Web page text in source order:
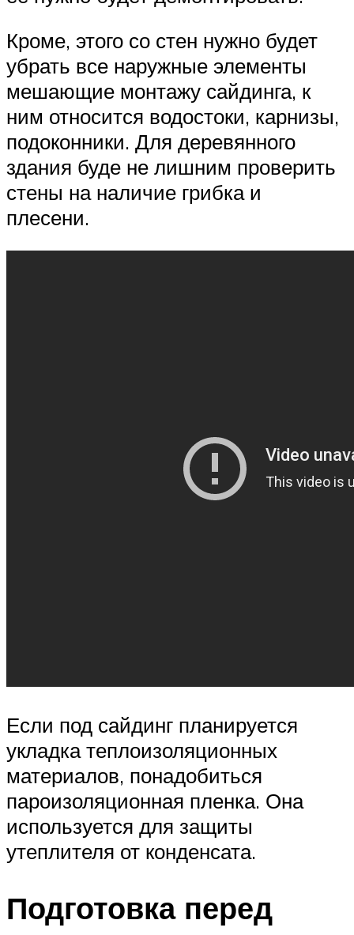
Кроме, этого со стен нужно будет
убрать все наружные элементы
мешающие монтажу сайдинга, к
ним относится водостоки, карнизы,
подоконники. Для деревянного
здания буде не лишним проверить
стены на наличие грибка и
плесени.
Если под сайдинг планируется
укладка теплоизоляционных
материалов, понадобиться
пароизоляционная пленка. Она
используется для защиты
утеплителя от конденсата.
Подготовка перед